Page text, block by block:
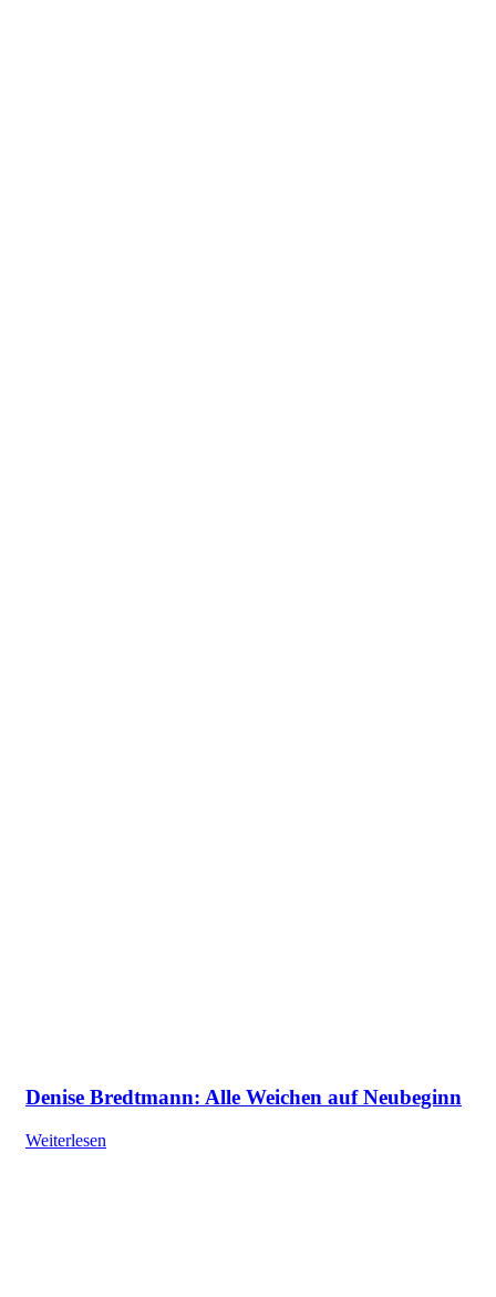
Denise Bredtmann: Alle Weichen auf Neubeginn
Weiterlesen